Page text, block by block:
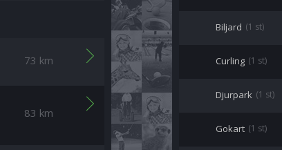
73 km
83 km
Biljard (1 st)
Curling (1 st)
Djurpark (1 st)
Gokart (1 st)